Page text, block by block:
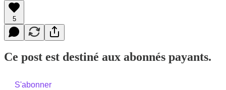
5
Ce post est destiné aux abonnés payants.
S'abonner